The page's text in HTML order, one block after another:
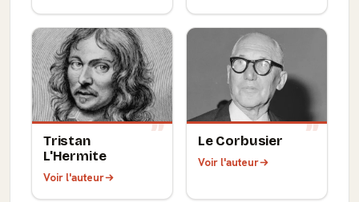
Tristan
L'Hermite
Voir l'auteur
Le Corbusier
Voir l'auteur